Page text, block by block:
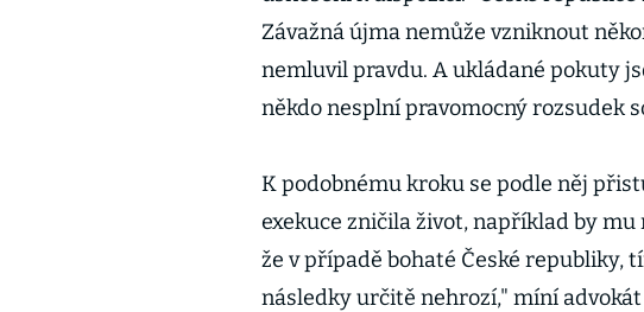
Závažná újma nemůže vzniknout
nemluvil pravdu. A ukládané pokuty
někdo nesplní pravomocný rozsudek
K podobnému kroku se podle něj
exekuce zničila život, například by
že v případě bohaté České republiky,
následky určitě nehrozí," míní advokát